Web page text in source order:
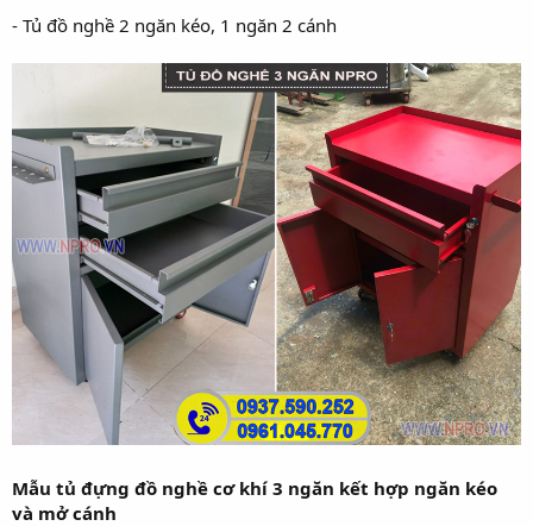
- Tủ đồ nghề 2 ngăn kéo, 1 ngăn 2 cánh
Mẫu tủ đựng đồ nghề cơ khí 3 ngăn kết hợp ngăn kéo
và mở cánh